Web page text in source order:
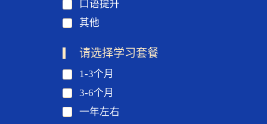
口语提升
其他
请选择学习套餐
1-3个月
3-6个月
一年左右